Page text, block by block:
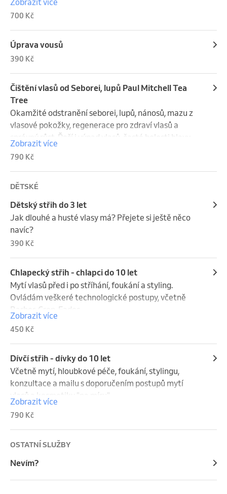
700 Kč
Úprava vousů
390 Kč
Čištění vlasů od Seborei, lupů Paul Mitchell Tea
Tree
Okamžité odstranění seborei, lupů, nánosů, mazu z
vlasové pokožky, regenerace pro zdraví vlasů a
správný růst. Řeší i výpad vlasů, časté bolesti hlavy.
Zobrazit více
790 Kč
DĚTSKÉ
Dětský střih do 3 let
Jak dlouhé a husté vlasy má? Přejete si ještě něco
navíc?
390 Kč
Chlapecký střih - chlapci do 10 let
Mytí vlasů před i po stříhání, foukání a styling.
Ovládám veškeré technologické postupy, včetně
Barber, Crop, Fades,...
Zobrazit více
450 Kč
Dívčí střih - dívky do 10 let
Včetně mytí, hloubkové péče, foukání, stylingu,
konzultace a mailu s doporučením postupů mytí
vlasů a kosmetiky "na míru".
Zobrazit více
790 Kč
OSTATNÍ SLUŽBY
Nevím?